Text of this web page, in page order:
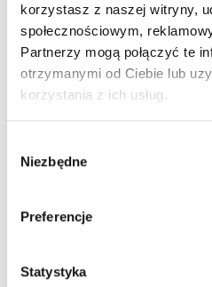
korzystasz z naszej witryny,
społecznościowym,
Partnerzy mogą połączyć te
otrzymanymi od Ciebie lub
korzystania z ich usług.
Niezbędne
Preferencje
Statystyka
Darmowa
od